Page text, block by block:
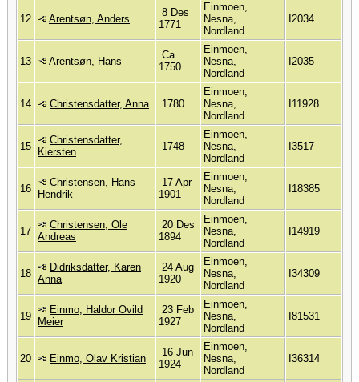
12 Arentsøn, Anders
8 Des
1771
Einmoen,
Nesna,
Nordland
I2034
13 Arentsøn, Hans
Ca
1750
Einmoen,
Nesna,
Nordland
I2035
14 Christensdatter, Anna 1780
Einmoen,
Nesna,
Nordland
I11928
15
Christensdatter,
Kiersten
1748
Einmoen,
Nesna,
Nordland
I3517
16
Christensen, Hans
Hendrik
17 Apr
1901
Einmoen,
Nesna,
Nordland
I18385
17
Christensen, Ole
Andreas
20 Des
1894
Einmoen,
Nesna,
Nordland
I14919
18
Didriksdatter, Karen
Anna
24 Aug
1920
Einmoen,
Nesna,
Nordland
I34309
19
Einmo, Haldor Ovild
Meier
23 Feb
1927
Einmoen,
Nesna,
Nordland
I81531
20 Einmo, Olav Kristian
16 Jun
1924
Einmoen,
Nesna,
Nordland
I36314